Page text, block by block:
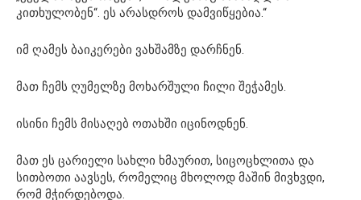
კითხულობენ“. ეს არასდროს დამვიწყებია.“
იმ ღამეს ბაიკერები ვახშამზე დარჩნენ.
მათ ჩემს ღუმელზე მოხარშული ჩილი შეჭამეს.
ისინი ჩემს მისაღებ ოთახში იცინოდნენ.
მათ ეს ცარიელი სახლი ხმაურით, სიცოცხლითა და
სითბოთი აავსეს, რომელიც მხოლოდ მაშინ მივხვდი,
რომ მჭირდებოდა.